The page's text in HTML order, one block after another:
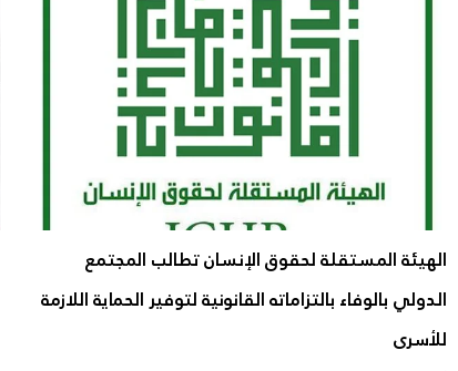
الهيئة المستقلة لحقوق الإنسان تطالب المجتمع
الدولي بالوفاء بالتزاماته القانونية لتوفير الحماية اللازمة
للأسرى